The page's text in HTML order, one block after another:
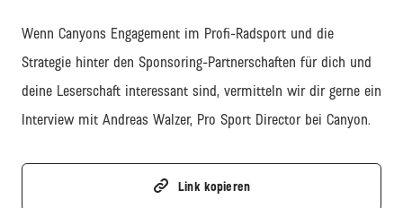
Wenn Canyons Engagement im Profi-Radsport und die
Strategie hinter den Sponsoring-Partnerschaften für dich und
deine Leserschaft interessant sind, vermitteln wir dir gerne ein
Interview mit Andreas Walzer, Pro Sport Director bei Canyon.
Link kopieren